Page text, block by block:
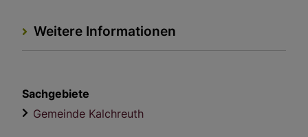
Weitere Informationen
Sachgebiete
Gemeinde Kalchreuth